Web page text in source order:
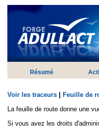
Résumé
Voir les traceurs | Feuille de
La feuille de route donne une
Si vous avez les droits